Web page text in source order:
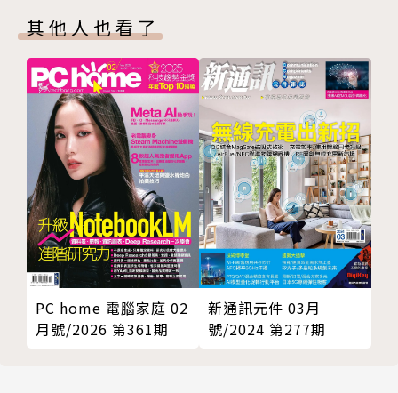
其他人也看了
PC home 電腦家庭 02
月號/2026 第361期
新通訊元件 03月
號/2024 第277期